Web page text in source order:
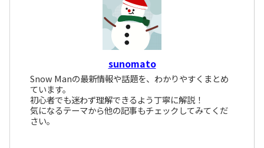
sunomato
Snow Manの最新情報や話題を、わかりやすくまとめ
ています。
初心者でも迷わず理解できるよう丁寧に解説！
気になるテーマから他の記事もチェックしてみてくだ
さい。